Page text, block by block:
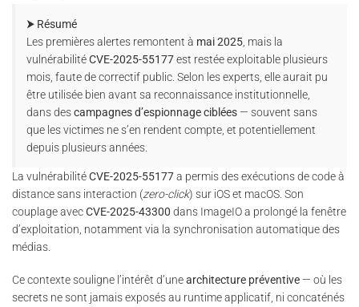
⮞ Résumé
Les premières alertes remontent à mai 2025 , mais la
vulnérabilitéCVE-2025-55177est restée exploitable plusieurs
mois, faute de correctif public. Selon les experts, elle aurait pu
être utilisée bien avant sa reconnaissance institutionnelle,
dans descampagnes d’espionnage ciblées — souvent sans
que les victimes ne s’en rendent compte, et potentiellement
depuis plusieurs années.
La vulnérabilitéCVE-2025-55177a permis des exécutions de code à
distance sans interaction (zero-click) sur iOS et macOS. Son
couplage avecCVE-2025-43300 dans ImageIO a prolongé la fenêtre
d’exploitation, notamment via la synchronisation automatique des
médias.
Ce contexte souligne l’intérêt d’unearchitecture préventive — où les
secrets ne sont jamais exposés au runtime applicatif, ni concaténés